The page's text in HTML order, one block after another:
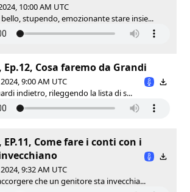
10:00 AM UTC
stupendo, emozionante stare insie...
Ep.12, Cosa faremo da Grandi
9:00 AM UTC
indietro, rileggendo la lista di s...
EP.11, Come fare i conti con i
9:32 AM UTC
che un genitore sta invecchia...